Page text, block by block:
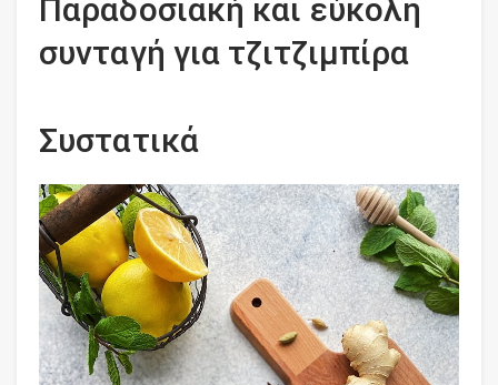
Παραδοσιακή και εύκολη
συνταγή για τζιτζιμπίρα
Συστατικά